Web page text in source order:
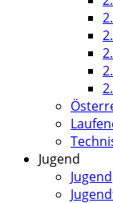
Jugend
Jugend